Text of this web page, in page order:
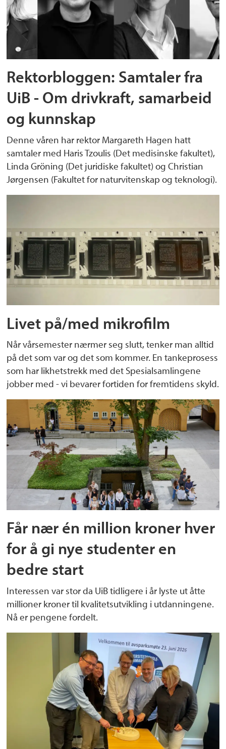
Rektorbloggen: Samtaler fra
UiB - Om drivkraft, samarbeid
og kunnskap
Denne våren har rektor Margareth Hagen hatt
samtaler med Haris Tzoulis (Det medisinske fakultet),
Linda Gröning (Det juridiske fakultet) og Christian
Jørgensen (Fakultet for naturvitenskap og teknologi).
Livet på/med mikrofilm
Når vårsemester nærmer seg slutt, tenker man alltid
på det som var og det som kommer. En tankeprosess
som har likhetstrekk med det Spesialsamlingene
jobber med - vi bevarer fortiden for fremtidens skyld.
Får nær én million kroner hver
for å gi nye studenter en
bedre start
Interessen var stor da UiB tidligere i år lyste ut åtte
millioner kroner til kvalitetsutvikling i utdanningene.
Nå er pengene fordelt.